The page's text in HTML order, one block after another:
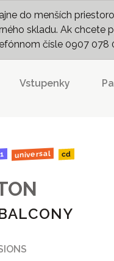
do menších
skladu. Ak chcete
čísle 0907 078
Vstupenky
universal cd